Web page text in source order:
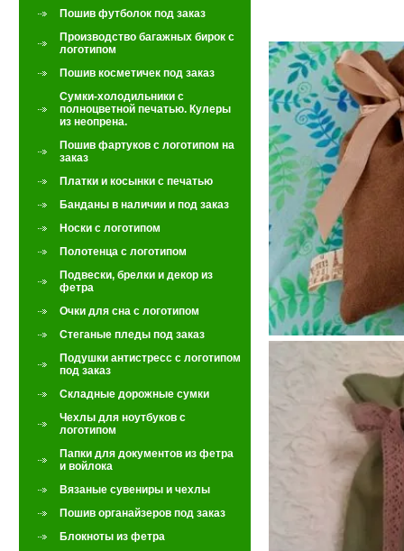
Пошив футболок под заказ
Производство багажных бирок с
логотипом
Пошив косметичек под заказ
Сумки-холодильники с
полноцветной печатью. Кулеры
из неопрена.
Пошив фартуков с логотипом на
заказ
Платки и косынки с печатью
Банданы в наличии и под заказ
Носки с логотипом
Полотенца с логотипом
Подвески, брелки и декор из
фетра
Очки для сна с логотипом
Стеганые пледы под заказ
Подушки антистресс с логотипом
под заказ
Складные дорожные сумки
Чехлы для ноутбуков с
логотипом
Папки для документов из фетра
и войлока
Вязаные сувениры и чехлы
Пошив органайзеров под заказ
Блокноты из фетра